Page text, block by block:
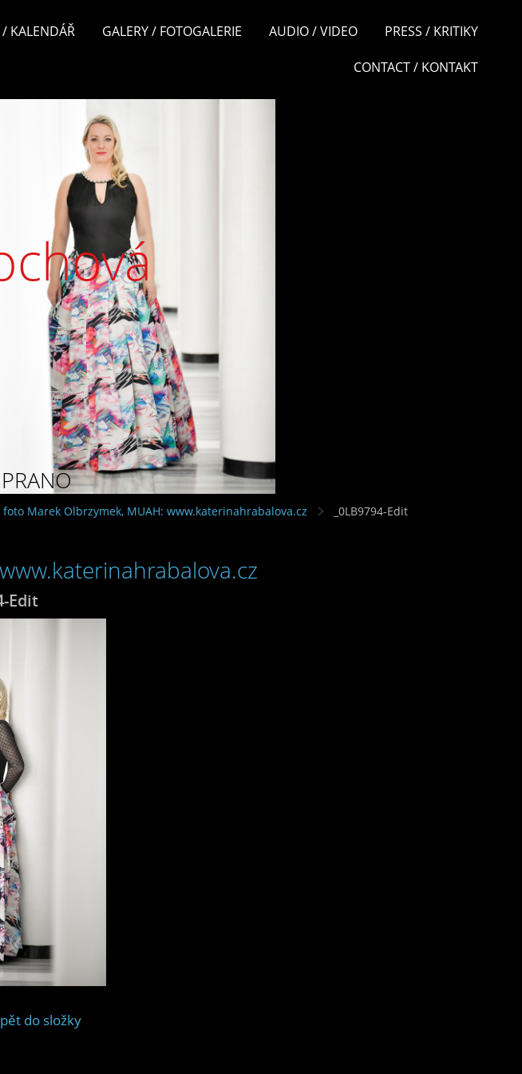
KALENDÁŘ GALERY / FOTOGALERIE AUDIO / VIDEO PRESS / KRITIKY
CONTACT / KONTAKT
foto Marek Olbrzymek, MUAH: www.katerinahrabalova.cz _0LB9794-Edit
Edit
do složky